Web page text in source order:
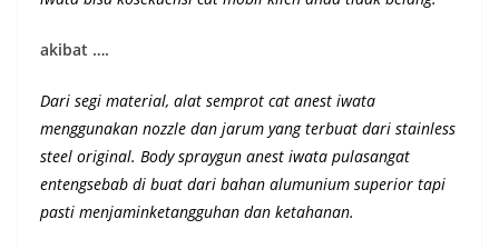
akibat ….
Dari segi material, alat semprot cat anest iwata
menggunakan nozzle dan jarum yang terbuat dari stainless
steel original. Body spraygun anest iwata pulasangat
entengsebab di buat dari bahan alumunium superior tapi
pasti menjaminketangguhan dan ketahanan.